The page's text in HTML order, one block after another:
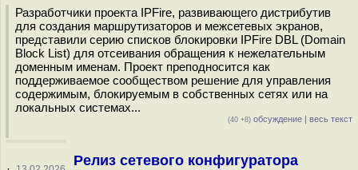
Разработчики проекта IPFire, развивающего дистрибутив
для создания маршрутизаторов и межсетевых экранов,
представили серию списков блокировки IPFire DBL (Domain
Block List) для отсеивания обращения к нежелательным
доменным именам. Проект преподносится как
поддерживаемое сообществом решение для управления
содержимым, блокируемым в собственных сетях или на
локальных системах...
(40 +8) обсуждение | весь текст
Релиз сетевого конфигуратора